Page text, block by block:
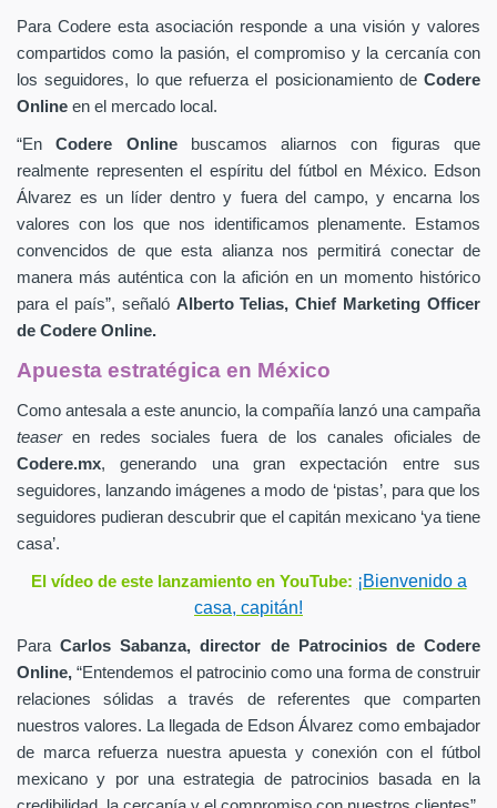
Para Codere esta asociación responde a una visión y valores
compartidos como la pasión, el compromiso y la cercanía con
los seguidores, lo que refuerza el posicionamiento de Codere
Online en el mercado local.
“EnCodere Onlinebuscamos aliarnos con figuras que
realmente representen el espíritu del fútbol en México. Edson
Álvarez es un líder dentro y fuera del campo, y encarna los
valores con los que nos identificamos plenamente. Estamos
convencidos de que esta alianza nos permitirá conectar de
manera más auténtica con la afición en un momento histórico
para el país”, señaló Alberto Telias,Chief Marketing Officer
de Codere Online.
Apuesta estratégica en México
Como antesala a este anuncio, la compañía lanzó una campaña
teaseren redes sociales fuera de los canales oficiales de
Codere.mx,
generando una gran expectación entre sus
seguidores, lanzando imágenes a modo de ‘pistas’, para que los
seguidores pudieran descubrir que el capitán mexicano ‘ya tiene
casa’.
El vídeo de este lanzamiento en YouTube: ¡Bienvenido a
casa, capitán!
ParaCarlos Sabanza, director de Patrocinios de Codere
Online, “Entendemos el patrocinio como una forma de construir
relaciones sólidas a través de referentes que comparten
nuestros valores. La llegada de Edson Álvarez como embajador
de marca refuerza nuestra apuesta y conexión con el fútbol
mexicano y por una estrategia de patrocinios basada en la